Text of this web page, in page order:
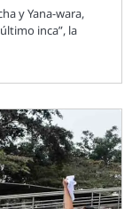
y Yana-wara,
inca”, la